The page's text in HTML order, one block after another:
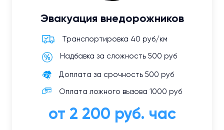
Эвакуация внедорожников
Транспортировка 40 руб/км
Надбавка за сложность 500 руб
Доплата за срочность 500 руб
Оплата ложного вызова 1000 руб
от 2 200 руб. час